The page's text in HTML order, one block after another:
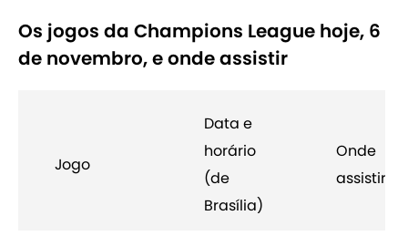
Os jogos da Champions League hoje, 6
de novembro, e onde assistir
Jogo
Data e
horário
(de
Brasília)
Onde
assistir